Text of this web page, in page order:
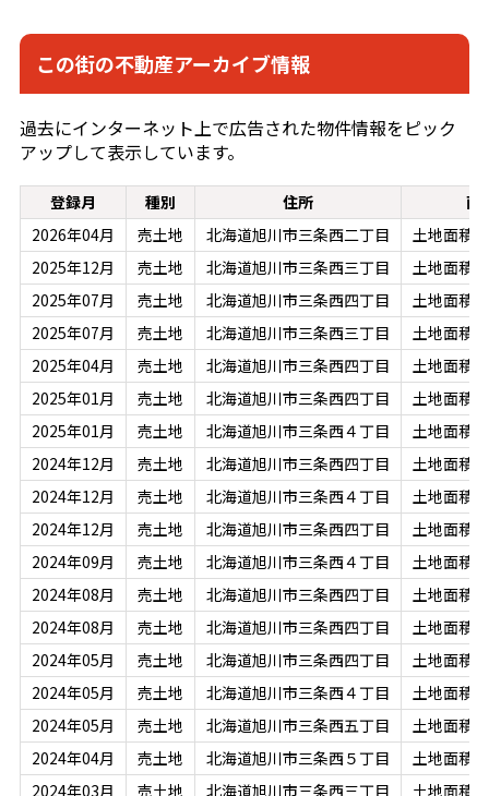
この街の不動産アーカイブ情報
過去にインターネット上で広告された物件情報をピック
アップして表示しています。
登録月 種別 住所
面
2026年04月
売土地 北海道旭川市三条西二丁目
土地面積
2025年12月
売土地 北海道旭川市三条西三丁目
土地面積
2025年07月
売土地 北海道旭川市三条西四丁目
土地面積
2025年07月
売土地 北海道旭川市三条西三丁目
土地面積
2025年04月
売土地 北海道旭川市三条西四丁目
土地面積
2025年01月
売土地 北海道旭川市三条西四丁目
土地面積
2025年01月
売土地 北海道旭川市三条西４丁目
土地面積
2024年12月
売土地 北海道旭川市三条西四丁目
土地面積
2024年12月
売土地 北海道旭川市三条西４丁目
土地面積
2024年12月
売土地 北海道旭川市三条西四丁目
土地面積
2024年09月
売土地 北海道旭川市三条西４丁目
土地面積
2024年08月
売土地 北海道旭川市三条西四丁目
土地面積
2024年08月
売土地 北海道旭川市三条西四丁目
土地面積
2024年05月
売土地 北海道旭川市三条西四丁目
土地面積
2024年05月
売土地 北海道旭川市三条西４丁目
土地面積
2024年05月
売土地 北海道旭川市三条西五丁目
土地面積
2024年04月
売土地 北海道旭川市三条西５丁目
土地面積
2024年03月
売土地 北海道旭川市三条西三丁目 土地面積